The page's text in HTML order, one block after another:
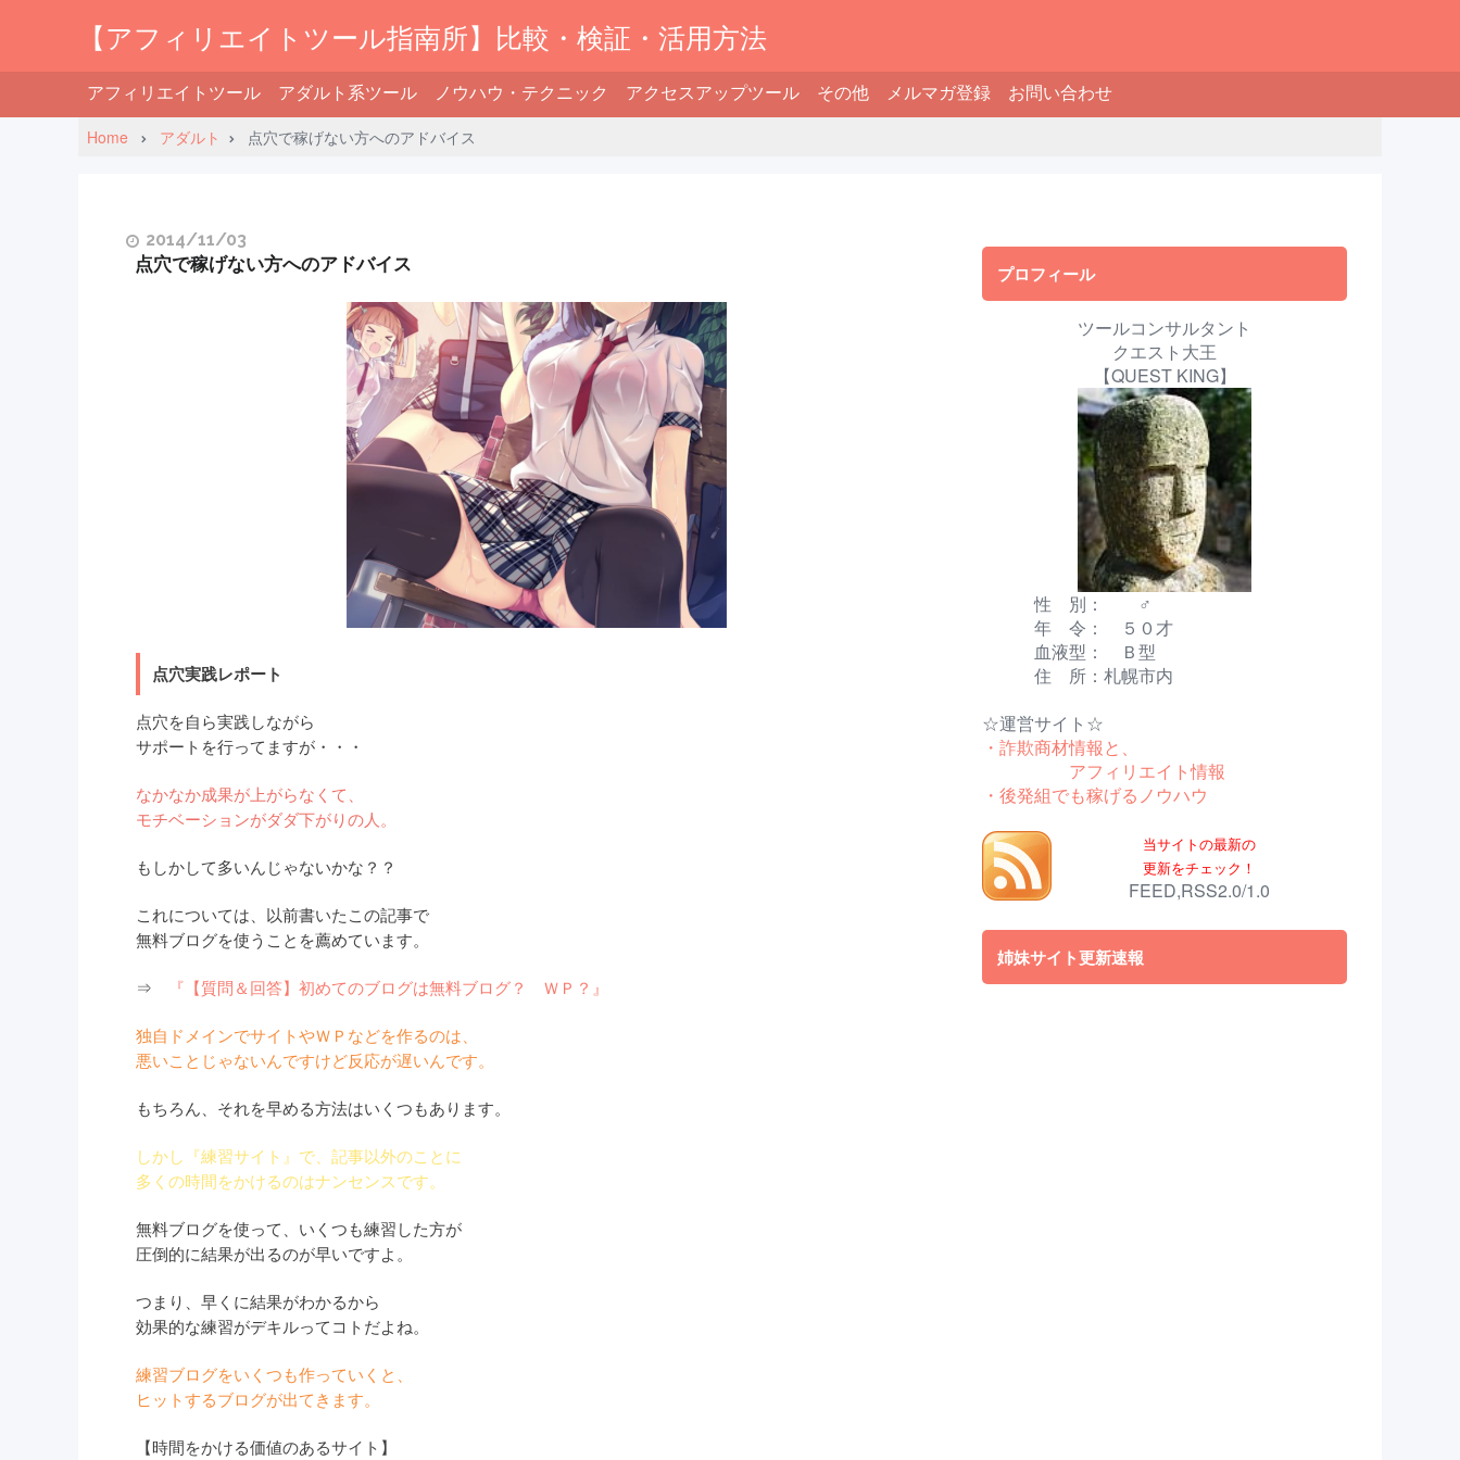
【アフィリエイトツール指南所】比較・検証・活用方法
アフィリエイトツール アダルト系ツール ノウハウ・テクニック アクセスアップツール その他 メルマガ登録 お問い合わせ
Home アダルト 点穴で稼げない方へのアドバイス
2014/11/03
点穴で稼げない方へのアドバイス
点穴実践レポート
点穴を自ら実践しながら
サポートを行ってますが・・・
なかなか成果が上がらなくて、
モチベーションがダダ下がりの人。
もしかして多いんじゃないかな？？
これについては、以前書いたこの記事で
無料ブログを使うことを薦めています。
⇒
『【質問＆回答】初めてのブログは無料ブログ？ ＷＰ？』
独自ドメインでサイトやＷＰなどを作るのは、
悪いことじゃないんですけど反応が遅いんです。
もちろん、それを早める方法はいくつもあります。
しかし『練習サイト』で、記事以外のことに
多くの時間をかけるのはナンセンスです。
無料ブログを使って、いくつも練習した方が
圧倒的に結果が出るのが早いですよ。
つまり、早くに結果がわかるから
効果的な練習がデキルってコトだよね。
練習ブログをいくつも作っていくと、
ヒットするブログが出てきます。
【時間をかける価値のあるサイト】
プロフィール
ツールコンサルタント
クエスト大王
【QUEST KING】
性 別： ♂
年 令： ５０才
血液型： Ｂ型
住 所：札幌市内
☆運営サイト☆
・詐欺商材情報と、
アフィリエイト情報
・後発組でも稼げるノウハウ
当サイトの最新の
更新をチェック！
FEED,RSS2.0/1.0
姉妹サイト更新速報